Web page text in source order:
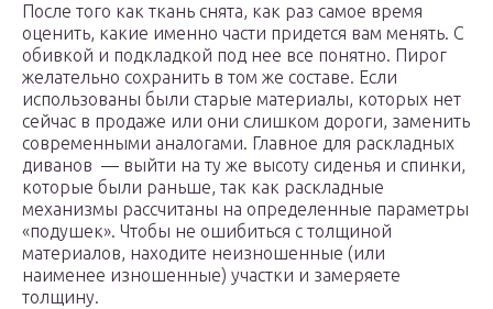
После того как ткань снята, как раз самое время
оценить, какие именно части придется вам менять. С
обивкой и подкладкой под нее все понятно. Пирог
желательно сохранить в том же составе. Если
использованы были старые материалы, которых нет
сейчас в продаже или они слишком дороги, заменить
современными аналогами. Главное для раскладных
диванов — выйти на ту же высоту сиденья и спинки,
которые были раньше, так как раскладные
механизмы рассчитаны на определенные параметры
«подушек». Чтобы не ошибиться с толщиной
материалов, находите неизношенные (или
наименее изношенные) участки и замеряете
толщину.